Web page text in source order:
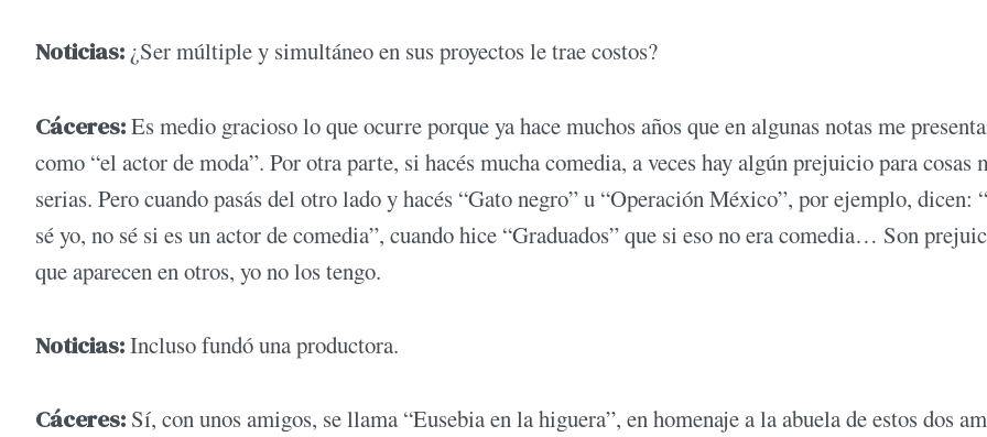
Noticias: ¿Ser múltiple y simultáneo en sus proyectos le trae costos?
Cáceres:Es medio gracioso lo que ocurre porque ya hace muchos años que en algunas notas me
como “el actor de moda”. Por otra parte, si hacés mucha comedia, a veces hay algún prejuicio para cosas
serias. Pero cuando pasás del otro lado y hacés “Gato negro” u “Operación México”, por ejemplo, dicen:
sé yo, no sé si es un actor de comedia”, cuando hice “Graduados” que si eso no era comedia… Son
que aparecen en otros, yo no los tengo.
Noticias:Incluso fundó una productora.
Cáceres: Sí, con unos amigos, se llama “Eusebia en la higuera”, en homenaje a la abuela de estos dos